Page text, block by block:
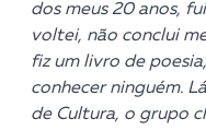
dos meus 20 anos,
voltei, não conclui
fiz um livro de
conhecer ninguém.
de Cultura, o grupo